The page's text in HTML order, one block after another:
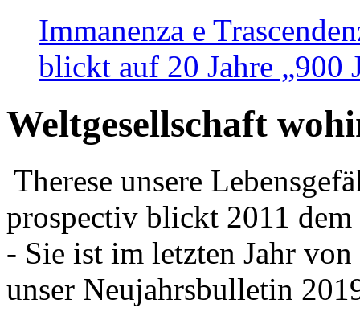
Immanenza e
blickt auf 20 Jahre „900
Weltgesellschaft
Therese unsere
prospectiv blickt 2011
- Sie ist im letzten Jahr
unser Neujahrsbulletin